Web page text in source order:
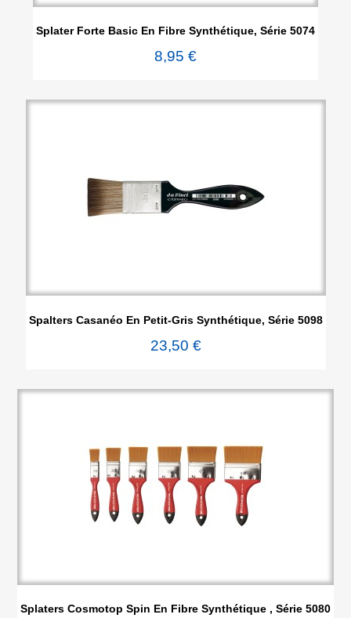
Splater Forte Basic En Fibre Synthétique, Série 5074
8,95 €
Spalters Casanéo En Petit-Gris Synthétique, Série 5098
23,50 €
Splaters Cosmotop Spin En Fibre Synthétique , Série 5080